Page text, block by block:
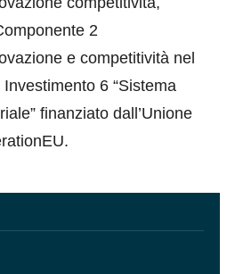
2
e competitività nel
6 “Sistema
finanziato dall’Unione